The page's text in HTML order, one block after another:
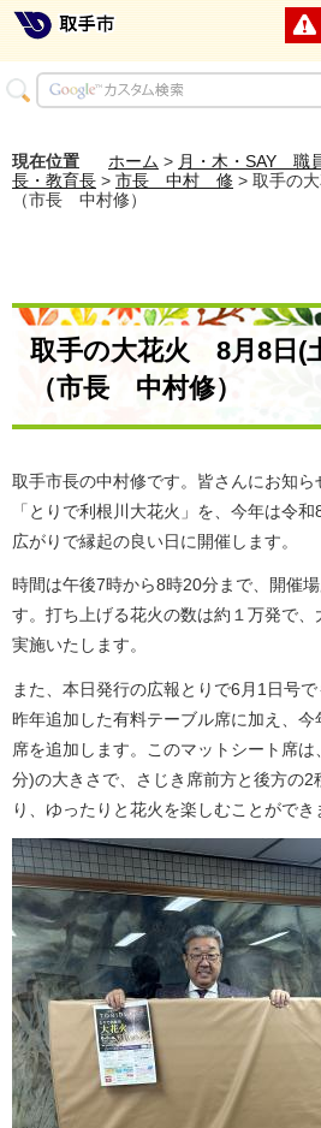
現在位置 ホーム > 月・木・SAY 職
長・教育長 > 市長 中村 修 > 取手の
（市長 中村修）
取手の大花火 8月8日(
（市長 中村修）
取手市長の中村修です。皆さんにお知
「とりで利根川大花火」を、今年は令
広がりで縁起の良い日に開催します。
時間は午後7時から8時20分まで、開催
す。打ち上げる花火の数は約１万発で
実施いたします。
また、本日発行の広報とりで6月1日号で
昨年追加した有料テーブル席に加え、今
席を追加します。このマットシート席
分)の大きさで、さじき席前方と後方の2
り、ゆったりと花火を楽しむことができ